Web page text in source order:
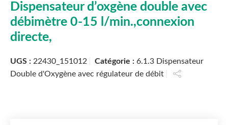
Dispensateur d’oxgène double avec
débimètre 0-15 l/min.,connexion
directe,
UGS : 22430_151012 Catégorie : 6.1.3 Dispensateur
Double d'Oxygène avec régulateur de débit